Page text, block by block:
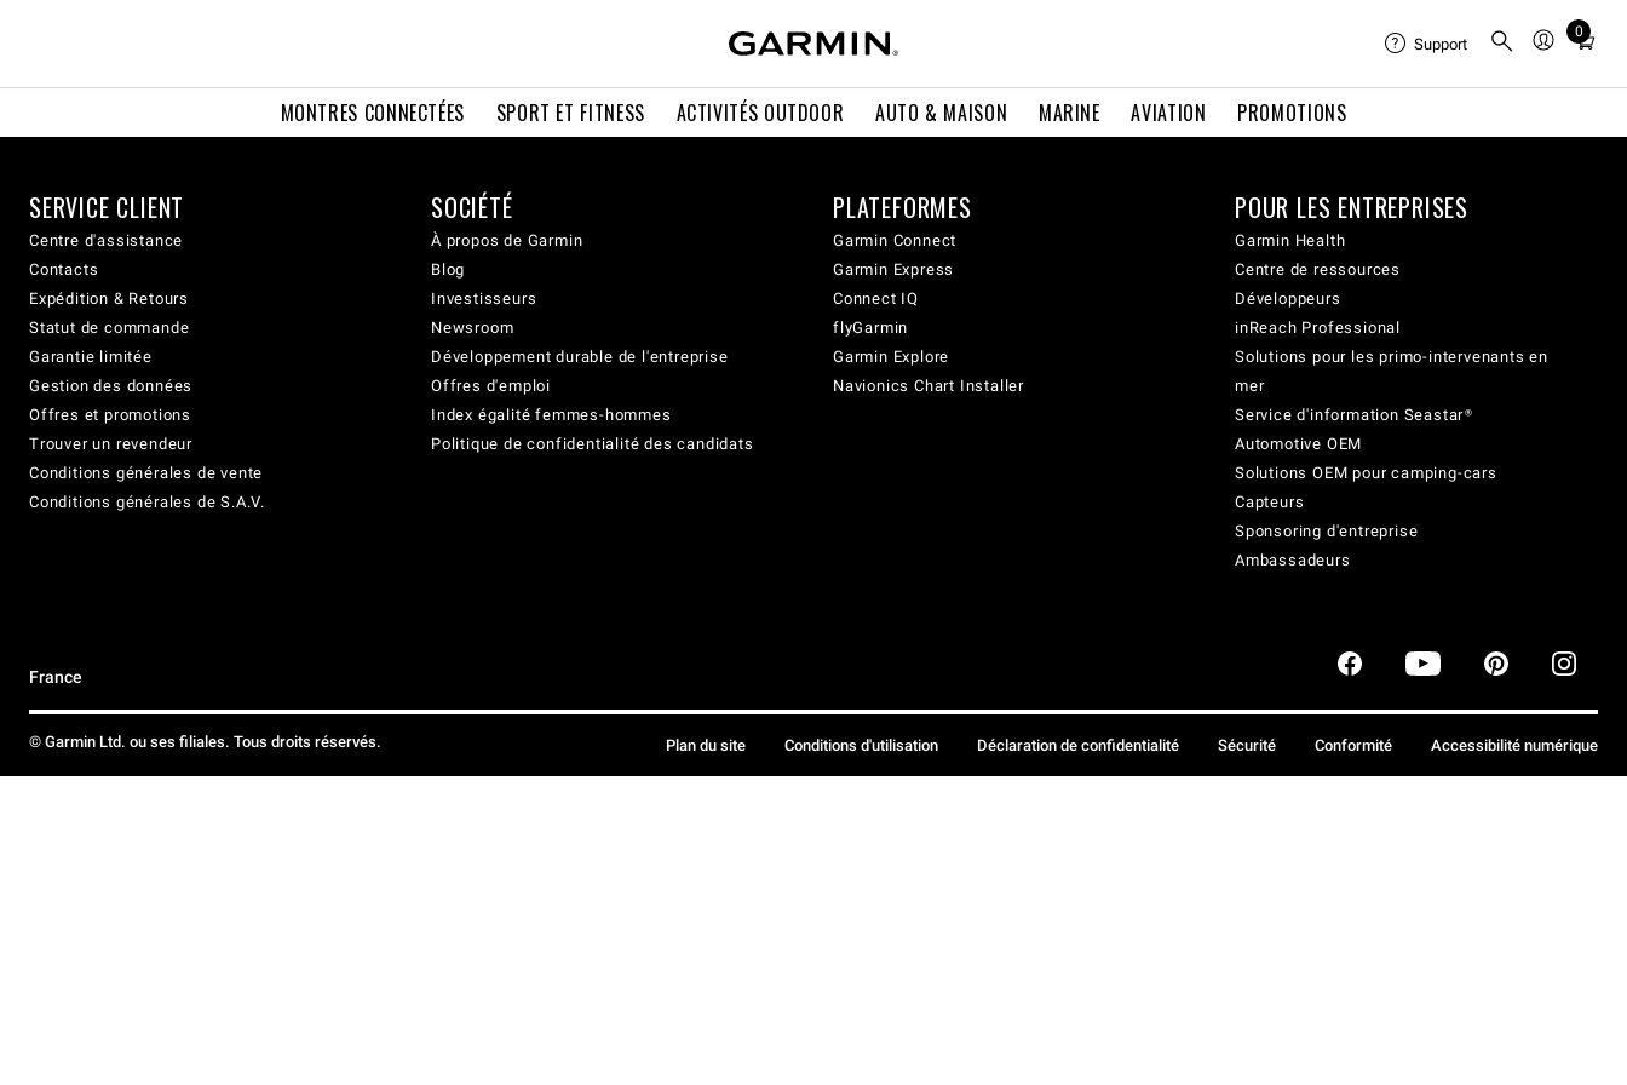
MONTRES CONNECTÉES SPORT ET FITNESS ACTIVITÉS OUTDOOR AUTO & MAISON MARINE AVIATION PROMOTIONS
Support
0
Total
cart:
SERVICE CLIENT
Centre d'assistance
Contacts
Expédition & Retours
Statut de commande
Garantie limitée
Gestion des données
Offres et promotions
Trouver un revendeur
Conditions générales de vente
Conditions générales de S.A.V.
SOCIÉTÉ
À propos de Garmin
Blog
Investisseurs
Newsroom
Développement durable de l'entreprise
Offres d'emploi
Index égalité femmes-hommes
Politique de confidentialité des candidats
PLATEFORMES
Garmin Connect
Garmin Express
Connect IQ
flyGarmin
Garmin Explore
Navionics Chart Installer
POUR LES ENTREPRISES
Garmin Health
Centre de ressources
Développeurs
inReach Professional
Solutions pour les primo-intervenants en
mer
Service d'information Seastar®
Automotive OEM
Solutions OEM pour camping-cars
Capteurs
Sponsoring d'entreprise
Ambassadeurs
France
© Garmin Ltd. ou ses filiales. Tous droits réservés. Plan du site Conditions d'utilisation Déclaration de confidentialité Sécurité Conformité Accessibilité numérique